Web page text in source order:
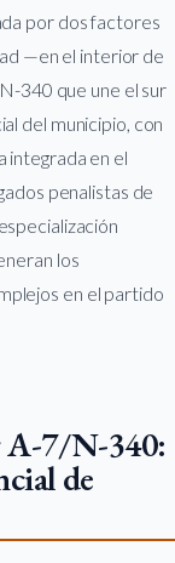
por dos factores
—en el interior de
340 que une el sur
del municipio, con
integrada en el
penalistas de
los
en el partido
A-7/N-340:
de